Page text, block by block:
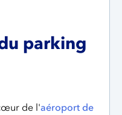
parking
de l'aéroport de